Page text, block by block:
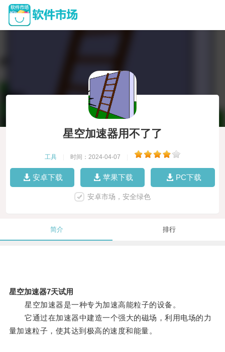
星空加速器用不了了
工具 时间：2024-04-07
安卓下载 苹果下载 PC下载
安卓市场，安全绿色
简介 排行
星空加速器7天试用
星空加速器是一种专为加速高能粒子的设备。
它通过在加速器中建造一个强大的磁场，利用电场的力
量加速粒子，使其达到极高的速度和能量。